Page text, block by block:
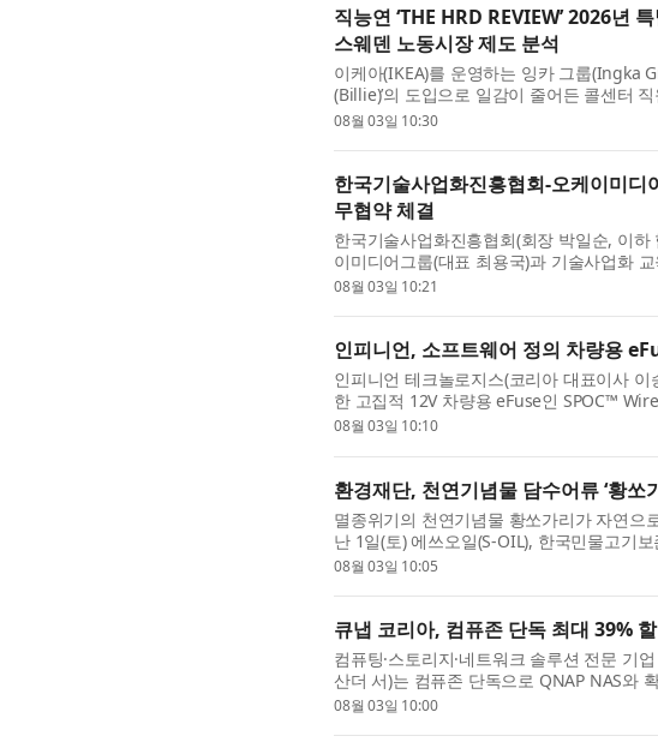
직능연 ‘THE HRD REVIEW’ 2026년
스웨덴 노동시장 제도 분석
이케아(IKEA)를 운영하는 잉카 그룹(Ingka
(Billie)’의 도입으로 일감이 줄어든 콜센터
들을 ‘원격 인테리어 디자인 어드바이저
08월 03일 10:30
한국기술사업화진흥협회-오케이미
무협약 체결
한국기술사업화진흥협회(회장 박일순, 이
이미디어그룹(대표 최용국)과 기술사업화
(MOU)을 체결했다고 3일 밝혔다. 이날 협약
08월 03일 10:21
인피니언, 소프트웨어 정의 차량용
인피니언 테크놀로지스(코리아 대표이사 이
한 고집적 12V 차량용 eFuse인 SPOC™
했다. 자동차용 차세대 전력 분배 솔루션인
08월 03일 10:10
환경재단, 천연기념물 담수어류 ‘황쏘
멸종위기의 천연기념물 황쏘가리가 자연으
난 1일(토) 에쓰오일(S-OIL), 한국민물고기
북한강 상류 일대에서 천연기념물 ‘한강의 황
08월 03일 10:05
큐냅 코리아, 컴퓨존 단독 최대 39%
컴퓨팅·스토리지·네트워크 솔루션 전문 기
산더 서)는 컴퓨존 단독으로 QNAP NAS와
는 ‘QNAP 주차별 특가’ 행사를 진행한다고
08월 03일 10:00